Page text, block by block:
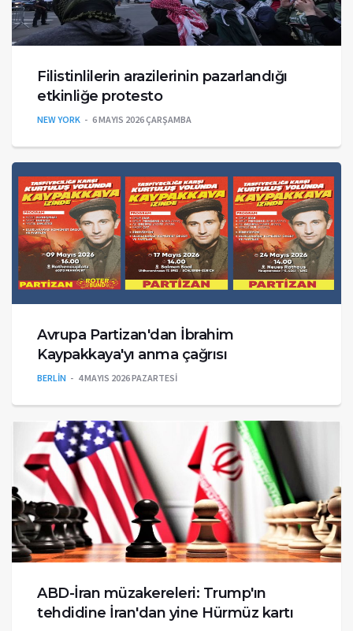
Filistinlilerin arazilerinin pazarlandığı
etkinliğe protesto
NEW YORK 6 MAYIS 2026 ÇARŞAMBA
Avrupa Partizan'dan İbrahim
Kaypakkaya'yı anma çağrısı
BERLİN 4 MAYIS 2026 PAZARTESI
ABD-İran müzakereleri: Trump'ın
tehdidine İran'dan yine Hürmüz kartı